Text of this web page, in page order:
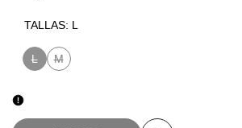
TALLAS: L
Variante
L
Variante
M